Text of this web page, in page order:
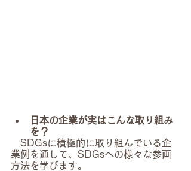
日本の企業が実はこんな取り組み
を？
SDGsに積極的に取り組んでいる企
業例を通して、SDGsへの様々な参画
方法を学びます。